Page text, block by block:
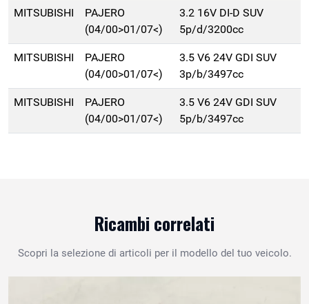
MITSUBISHI
PAJERO
(04/00>01/07<)
3.2 16V DI-D SUV
5p/d/3200cc
MITSUBISHI
PAJERO
(04/00>01/07<)
3.5 V6 24V GDI SUV
3p/b/3497cc
MITSUBISHI
PAJERO
(04/00>01/07<)
3.5 V6 24V GDI SUV
5p/b/3497cc
Ricambi correlati
Scopri la selezione di articoli per il modello del tuo veicolo.